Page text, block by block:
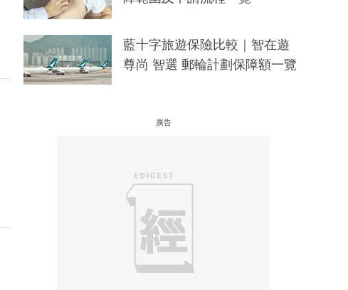
藍十字旅遊保險比較｜智在遊
尊尚 智選 郵輪計劃保障額一覽
廣告